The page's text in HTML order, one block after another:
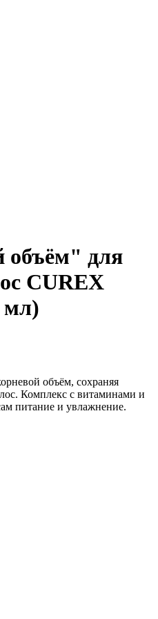
для
CUREX
мл)
объём, сохраняя
Комплекс с витаминами и
питание и увлажнение.